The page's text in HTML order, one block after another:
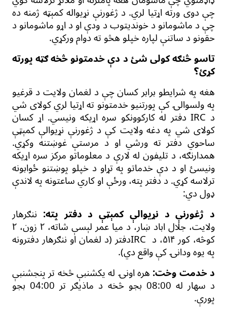
چېدویورته اړتیا لري. د ژغورنې نړیواله کمېټه ژمنه ده
چې د ماشومانو دخوندیتوبد ودې او د اړو ماشومانو د
حقونو د ساتنې لپاره خپلو هڅو ته دوام ورکړي.
تاسو څنګه کولی شئ د دې خدمتونو څخه ګټه پورته
کړئ؟
هغه په شرایطو برابر کسان چې د لغمان ولایت د قرغیو
په ولسوالۍکې پورتنیو خدمتونو ته اړتیا لري کولای شي
د IRCدفتر له کارکوونکو سره اړیکه ونیسي. اړ کسان
کولای شي په دغه ولایت کې د ژغورنې نړیوالې کمېټې
ساحوي دفتر ته ورشي او د مرستې غوښتنه وکړي.
همدارنګه، د تلیفون له لارې د معلوماتو مرکز سره اړیکه
ونیسئ او د دې خدماتو په تړاو د خپلو پوښتنو ځوابونه
ترلاسه کړي. د دفتر پته، ورځې او کاري ساعتونه په لاندې
ډول دي:
د ژغورنې د نړیوالې کمېټې د دفتر پته: ننګرهار
ولایت، جلال اباد ښار، د میا عمر لېسې شاته،۲ زون،۲
کوڅه، کور۵۱۴، د IRCدفتر (د لغمان او ننګرهار دفترونه
په یوه ودانۍ کې واقع دي).
د خدمت وخت:هره اونۍ له یکشنبېڅخه تر پنجشنبې
د سهار له 08:00 بجو څخه د ماذیګر تر 04:00 بجو
پورې.